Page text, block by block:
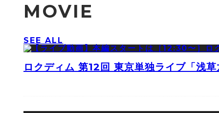
MOVIE
SEE ALL
ロクディム 第12回 東京単独ライブ「浅